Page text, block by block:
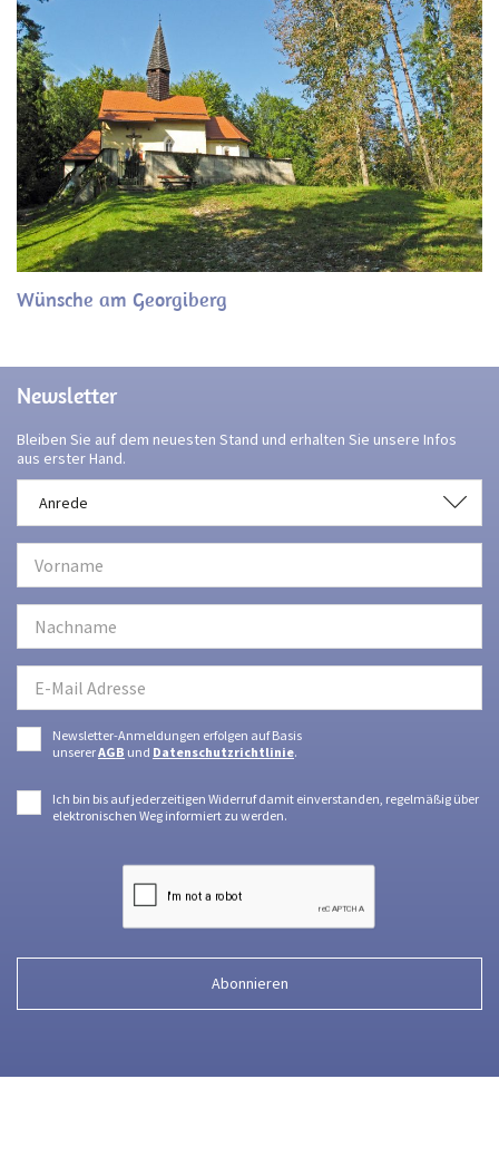
Wünsche am Georgiberg
Newsletter
Bleiben Sie auf dem neuesten Stand und erhalten Sie unsere Infos
aus erster Hand.
Anrede
Newsletter-Anmeldungen erfolgen auf Basis
unsererAGB und Datenschutzrichtlinie.
Ich bin bis auf jederzeitigen Widerruf damit einverstanden, regelmäßig über
elektronischen Weg informiert zu werden.
Abonnieren